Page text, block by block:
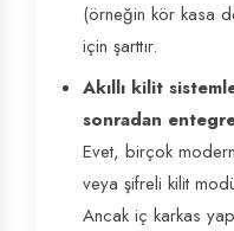
(örneğin kör kasa
için şarttır.
Akıllı kilit
sonradan
Evet, birçok
veya şifreli kilit
Ancak iç karkas